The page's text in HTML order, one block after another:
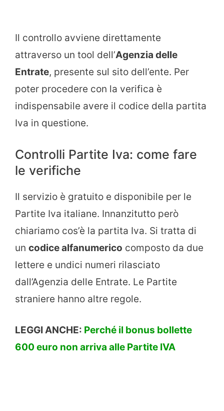
Il controllo avviene direttamente
attraverso un tool dell’Agenzia delle
Entrate, presente sul sito dell’ente. Per
poter procedere con la verifica è
indispensabile avere il codice della partita
Iva in questione.
Controlli Partite Iva: come fare
le verifiche
Il servizio è gratuito e disponibile per le
Partite Iva italiane. Innanzitutto però
chiariamo cos’è la partita Iva. Si tratta di
un codice alfanumerico composto da due
lettere e undici numeri rilasciato
dall’Agenzia delle Entrate. Le Partite
straniere hanno altre regole.
LEGGI ANCHE: Perché il bonus bollette
600 euro non arriva alle Partite IVA